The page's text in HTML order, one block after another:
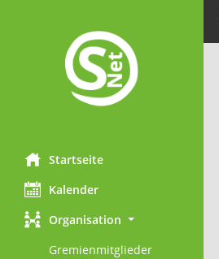
Startseite
Kalender
Organisation
Gremienmitglieder